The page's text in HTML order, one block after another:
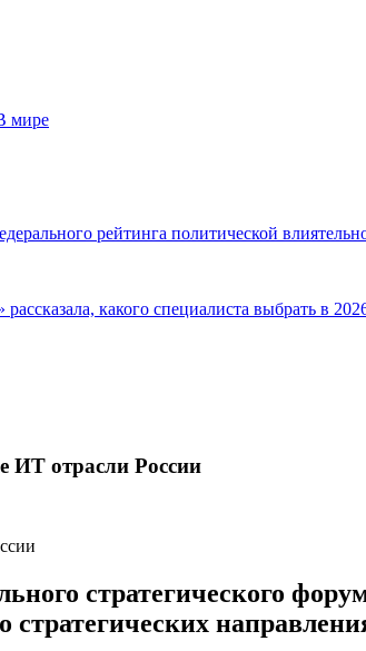
мире
рейтинга политической
какого специалиста выбрать в
ИТ отрасли России
стратегического
стратегических